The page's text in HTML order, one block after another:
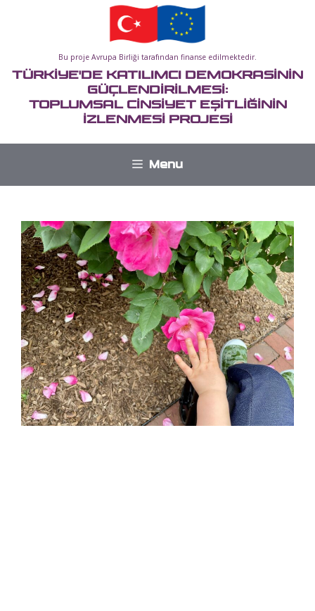
Bu proje Avrupa Birliği tarafından finanse edilmektedir.
TÜRKİYE'DE KATILIMCI DEMOKRASİNİN
GÜÇLENDİRİLMESİ:
TOPLUMSAL CİNSİYET EŞİTLİĞİNİN
İZLENMESİ PROJESİ
Menu